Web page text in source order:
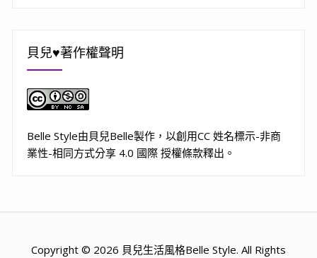
貝兒♥著作權聲明
Belle Style由貝兒Belle製作，以創用CC 姓名標示-非商
業性-相同方式分享 4.0 國際 授權條款釋出。
Copyright © 2026 貝兒生活風格Belle Style. All Rights